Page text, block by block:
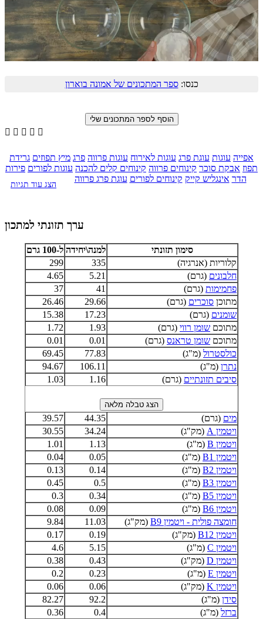
כנסו:ספר המתכונים של אמונה בוארון
    
אפייה עוגות עוגת פרג עוגות לאירוח עוגות פרווה פרג מיץ תפוזים גרידת
תפוז אבקת סוכר קינוחים פרווה קינוחים קלים להכנה עוגות לפורים פירות
הדר אינגליש קייק קינוחים לפורים עוגת פרג פרווה
הצג עוד תגיות
ערך תזונתי למתכון
סימון תזונתי למנה\יחידה ל-100 גרם
קלוריות (אנרגיה)
335
299
חלבונים (גרם) 5.21
4.65
פחמימות (גרם) 41
37
מתוכן סוכרים (גרם) 29.66
26.46
שומנים (גרם) 17.23
15.38
מתוכם שומן רווי (גרם) 1.93
1.72
מתוכם שומן טראנס (גרם) 0.01
0.01
כולסטרול (מ"ג) 77.83
69.45
נתרן (מ"ג) 106.11
94.67
סיבים תזונתיים (גרם) 1.16
1.03
מים (גרם) 44.35
39.57
ויטמין A
(מק"ג) 34.24
30.55
ויטמין B
(מ"ג) 1.13
1.01
ויטמין B1
(מ"ג) 0.05
0.04
ויטמין B2
(מ"ג) 0.14
0.13
ויטמין B3
(מ"ג) 0.5
0.45
ויטמין B5
(מ"ג) 0.34
0.3
ויטמין B6
(מ"ג) 0.09
0.08
חומצה פולית - ויטמין B9
(מק"ג) 11.03
9.84
ויטמין B12
(מק"ג) 0.19
0.17
ויטמין C
(מ"ג) 5.15
4.6
ויטמין D
(מק"ג) 0.43
0.38
ויטמין E
(מ"ג) 0.23
0.2
ויטמין K
(מק"ג) 0.06
0.06
סידן (מ"ג) 92.2
82.27
ברזל (מ"ג) 0.4
0.36